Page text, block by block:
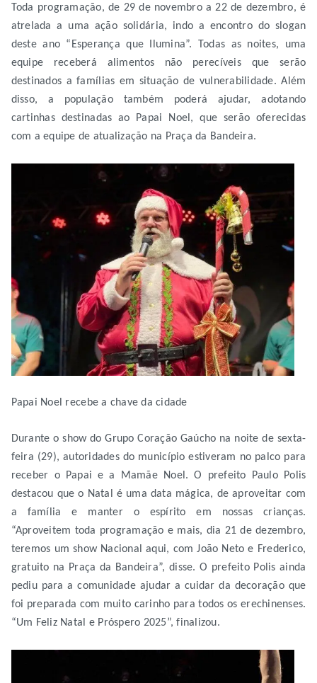
Toda programação, de 29 de novembro a 22 de dezembro, é
atrelada a uma ação solidária, indo a encontro do slogan
deste ano “Esperança que Ilumina”. Todas as noites, uma
equipe receberá alimentos não perecíveis que serão
destinados a famílias em situação de vulnerabilidade. Além
disso, a população também poderá ajudar, adotando
cartinhas destinadas ao Papai Noel, que serão oferecidas
com a equipe de atualização na Praça da Bandeira.
Papai Noel recebe a chave da cidade
Durante o show do Grupo Coração Gaúcho na noite de sexta-
feira (29), autoridades do município estiveram no palco para
receber o Papai e a Mamãe Noel. O prefeito Paulo Polis
destacou que o Natal é uma data mágica, de aproveitar com
a família e manter o espírito em nossas crianças.
“Aproveitem toda programação e mais, dia 21 de dezembro,
teremos um show Nacional aqui, com João Neto e Frederico,
gratuito na Praça da Bandeira”, disse. O prefeito Polis ainda
pediu para a comunidade ajudar a cuidar da decoração que
foi preparada com muito carinho para todos os erechinenses.
“Um Feliz Natal e Próspero 2025”, finalizou.